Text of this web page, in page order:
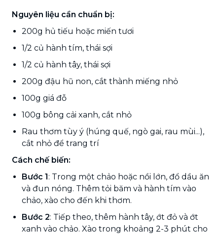
Nguyên liệu cần chuẩn bị:
200g hủ tiếu hoặc miến tươi
1/2 củ hành tím, thái sợi
1/2 củ hành tây, thái sợi
200g đậu hũ non, cắt thành miếng nhỏ
100g giá đỗ
100g bông cải xanh, cắt nhỏ
Rau thơm tùy ý (húng quế, ngò gai, rau mùi...),
cắt nhỏ để trang trí
Cách chế biến:
Bước 1: Trong một chảo hoặc nồi lớn, đổ dầu ăn
và đun nóng. Thêm tỏi băm và hành tím vào
chảo, xào cho đến khi thơm.
Bước 2: Tiếp theo, thêm hành tây, ớt đỏ và ớt
xanh vào chảo. Xào trong khoảng 2-3 phút cho